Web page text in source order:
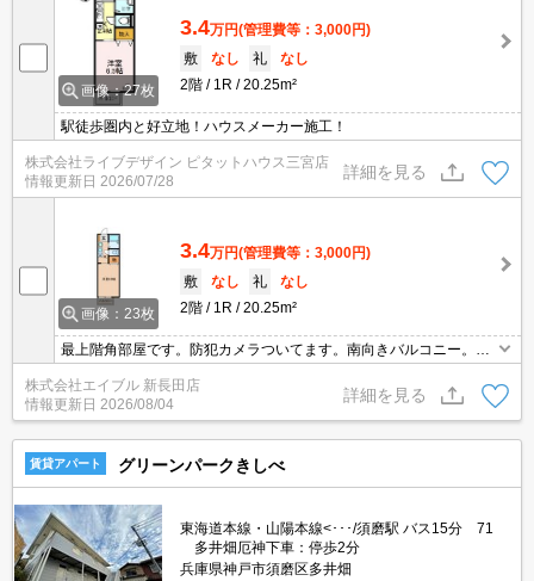
画像：27枚
3.4万円(管理費等：3,000円)
敷
なし 礼
なし
2階
1R 20.25m²
駅徒歩圏内と好立地！ハウスメーカー施工！
株式会社ライブデザイン ピタットハウス三宮店
情報更新日 2026/07/28
詳細を見る
画像：23枚
3.4万円(管理費等：3,000円)
敷
なし 礼
なし
2階
1R 20.25m²
最上階角部屋です。防犯カメラついてます。南向きバルコニー。バ
ス・トイレ別。室内に洗濯機置場あり。エアコン1基付き。照明器
具付き。この部屋で一人暮らしをEnjoy。ぜひお問い合わせくださ
い!。
株式会社エイブル 新長田店
情報更新日 2026/08/04
詳細を見る
賃貸アパート グリーンパークきしべ
東海道本線・山陽本線<･･･/須磨駅 バス15分 71
多井畑厄神下車：停歩2分
兵庫県神戸市須磨区多井畑